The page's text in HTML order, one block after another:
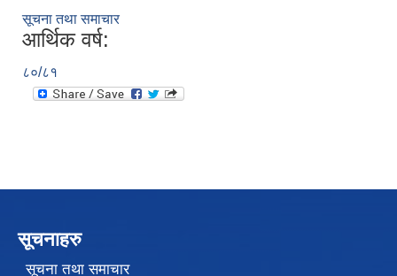
सूचना तथा समाचार
आर्थिक वर्ष:
८०/८१
सूचनाहरु
सूचना तथा समाचार